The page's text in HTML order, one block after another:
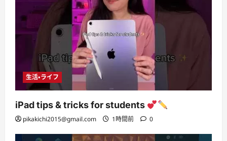
生活・ライフ
iPad tips & tricks for students
pikakichi2015@gmail.com 1時間前 0